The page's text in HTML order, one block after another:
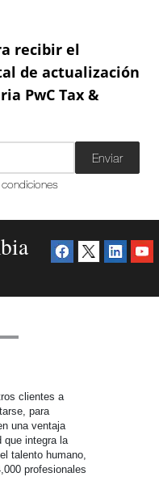
recibir el
de actualización
PwC Tax &
Enviar
clientes a
para
una ventaja
que integra la
talento humano,
profesionales